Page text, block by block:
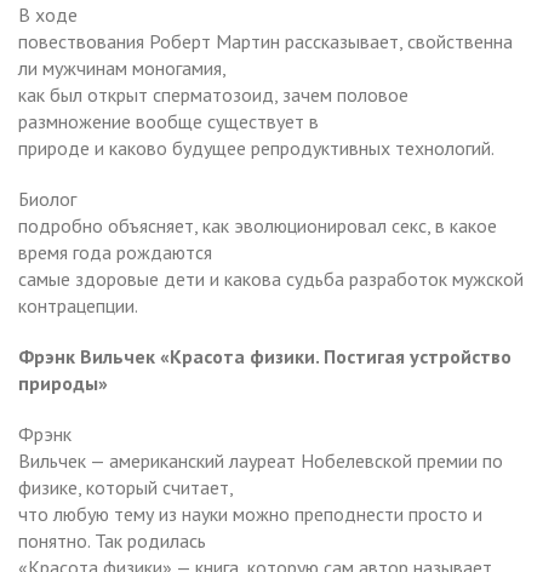
В ходе
повествования Роберт Мартин рассказывает, свойственна
ли мужчинам моногамия,
как был открыт сперматозоид, зачем половое
размножение вообще существует в
природе и каково будущее репродуктивных технологий.
Биолог
подробно объясняет, как эволюционировал секс, в какое
время года рождаются
самые здоровые дети и какова судьба разработок мужской
контрацепции.
Фрэнк Вильчек «Красота физики. Постигая устройство
природы»
Фрэнк
Вильчек — американский лауреат Нобелевской премии по
физике, который считает,
что любую тему из науки можно преподнести просто и
понятно. Так родилась
«Красота физики» — книга, которую сам автор называет